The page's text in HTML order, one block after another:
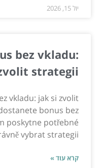
יול 15, 2026
bez vkladu:
strategii?
vkladu: jak si zvolit
bonus bez
poskytne potřebné
vybrat strategii...
קרא עוד »